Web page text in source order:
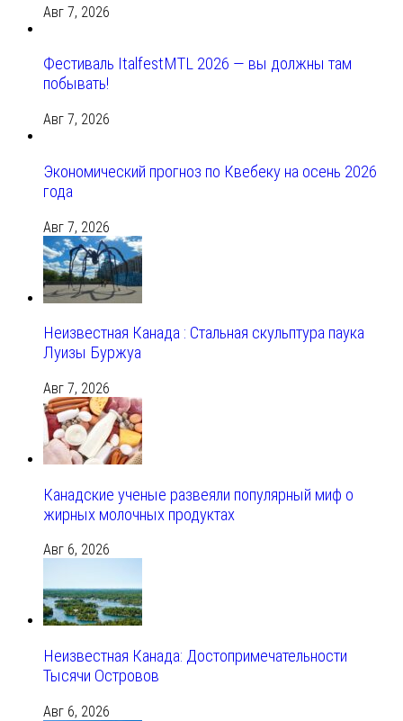
Авг 7, 2026
Фестиваль ItalfestMTL 2026 — вы должны там
побывать!
Авг 7, 2026
Экономический прогноз по Квебеку на осень 2026
года
Авг 7, 2026
Неизвестная Канада : Стальная скульптура паука
Луизы Буржуа
Авг 7, 2026
Канадские ученые развеяли популярный миф о
жирных молочных продуктах
Авг 6, 2026
Неизвестная Канада: Достопримечательности
Тысячи Островов
Авг 6, 2026